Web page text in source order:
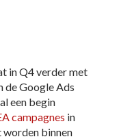
in Q4 verder met
de Google Ads
een begin
campagnes in
worden binnen